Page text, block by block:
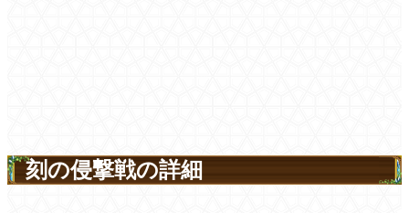
刻の侵撃戦の詳細